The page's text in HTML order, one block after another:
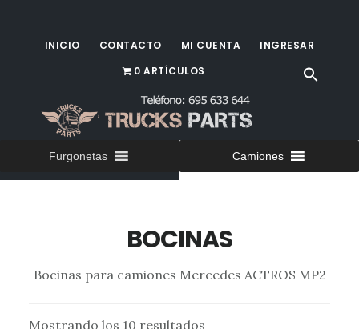
INICIO CONTACTO MI CUENTA
INGRESAR
0 ARTÍCULOS
Furgonetas Camiones
BOCINAS
Bocinas para camiones Mercedes ACTROS MP2
Mostrando los 10 resultados